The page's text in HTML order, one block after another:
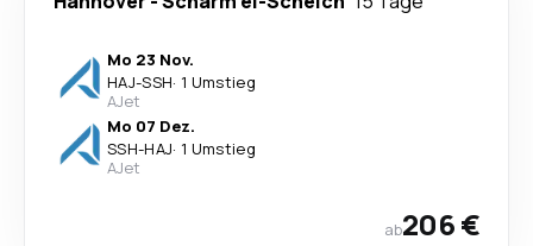
Mo 23 Nov.
HAJ-SSH· 1 Umstieg
AJet
Mo 07 Dez.
SSH-HAJ· 1 Umstieg
AJet
ab206 €